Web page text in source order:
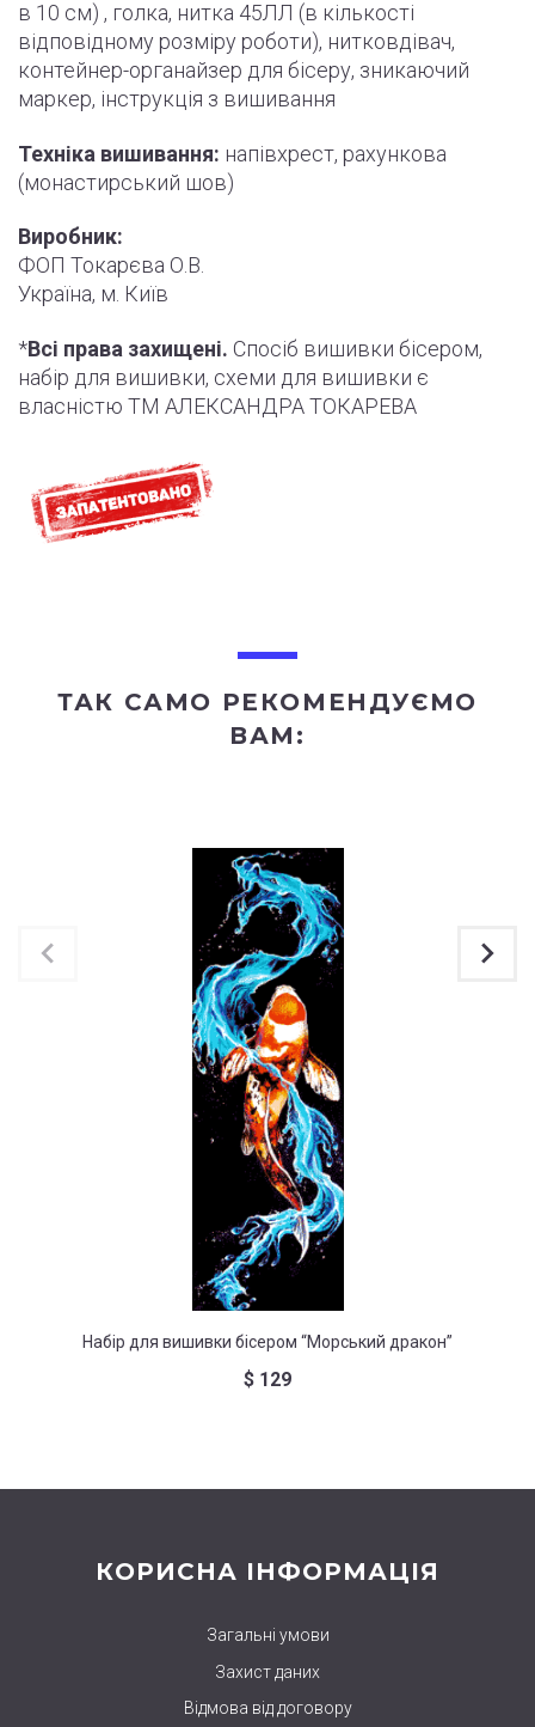
в 10 см) , голка, нитка 45ЛЛ (в кількості
відповідному розміру роботи), нитковдівач,
контейнер-органайзер для бісеру, зникаючий
маркер, інструкція з вишивання
Техніка вишивання: напівхрест, рахункова
(монастирський шов)
Виробник:
ФОП Токарєва О.В.
Україна, м. Київ
*Всі права захищені. Спосіб вишивки бісером,
набір для вишивки, схеми для вишивки є
власністю ТМ АЛЕКСАНДРА ТОКАРЕВА
ТАК САМО РЕКОМЕНДУЄМО
ВАМ:
Набір для вишивки бісером “Морський дракон”
$ 129
КОРИСНА ІНФОРМАЦІЯ
Загальні умови
Захист даних
Відмова від договору